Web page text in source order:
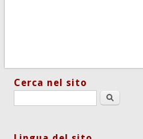
Cerca nel sito
Search this